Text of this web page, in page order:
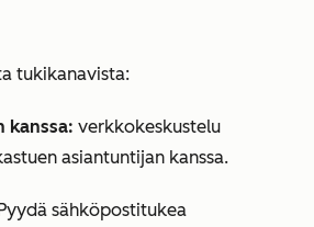
tukikanavista:
kanssa: verkkokeskustelu
asiantuntijan kanssa.
sähköpostitukea